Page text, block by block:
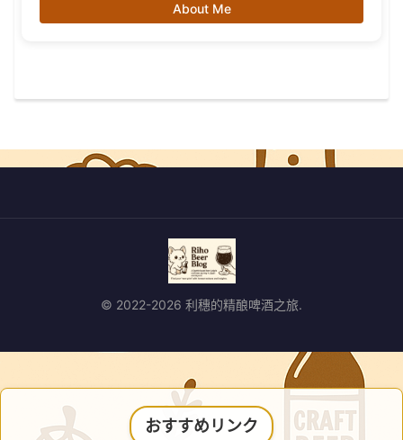
About Me
© 2022-2026 利穗的精酿啤酒之旅.
おすすめリンク